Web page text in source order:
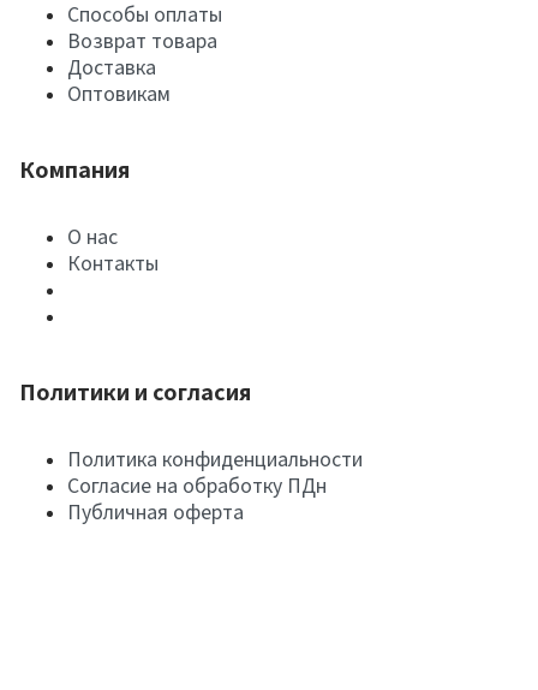
Способы оплаты
Возврат товара
Доставка
Оптовикам
Компания
О нас
Контакты
Политики и согласия
Политика конфиденциальности
Согласие на обработку ПДн
Публичная оферта